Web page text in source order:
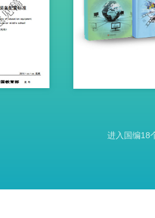
进入国编18